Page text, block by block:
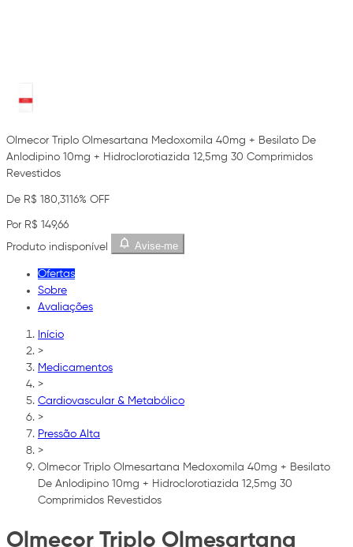
Olmecor Triplo Olmesartana Medoxomila 40mg + Besilato De
Anlodipino 10mg + Hidroclorotiazida 12,5mg 30 Comprimidos
Revestidos
De R$ 180,3116% OFF
Por R$ 149,66
Produto indisponível
Avise-me
Ofertas
Sobre
Avaliações
Início
>
Medicamentos
>
Cardiovascular & Metabólico
>
Pressão Alta
>
Olmecor Triplo Olmesartana Medoxomila 40mg + Besilato
De Anlodipino 10mg + Hidroclorotiazida 12,5mg 30
Comprimidos Revestidos
Olmecor Triplo Olmesartana